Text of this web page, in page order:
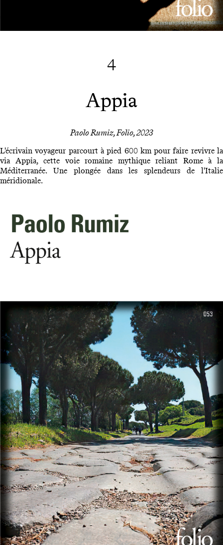
4
Appia
Paolo Rumiz, Folio, 2023
L'écrivain voyageur parcourt à pied 600 km pour faire revivre la
via Appia, cette voie romaine mythique reliant Rome à la
Méditerranée. Une plongée dans les splendeurs de l'Italie
méridionale.